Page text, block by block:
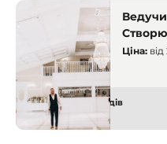
Ціна: від
Ведучі для заходів
Львів